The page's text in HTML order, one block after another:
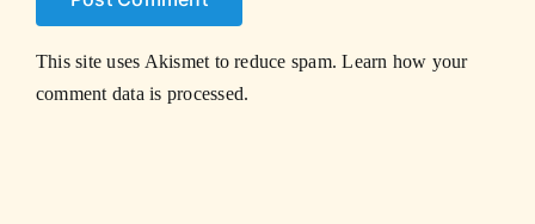
This site uses Akismet to reduce spam.Learn how your
comment data is processed.